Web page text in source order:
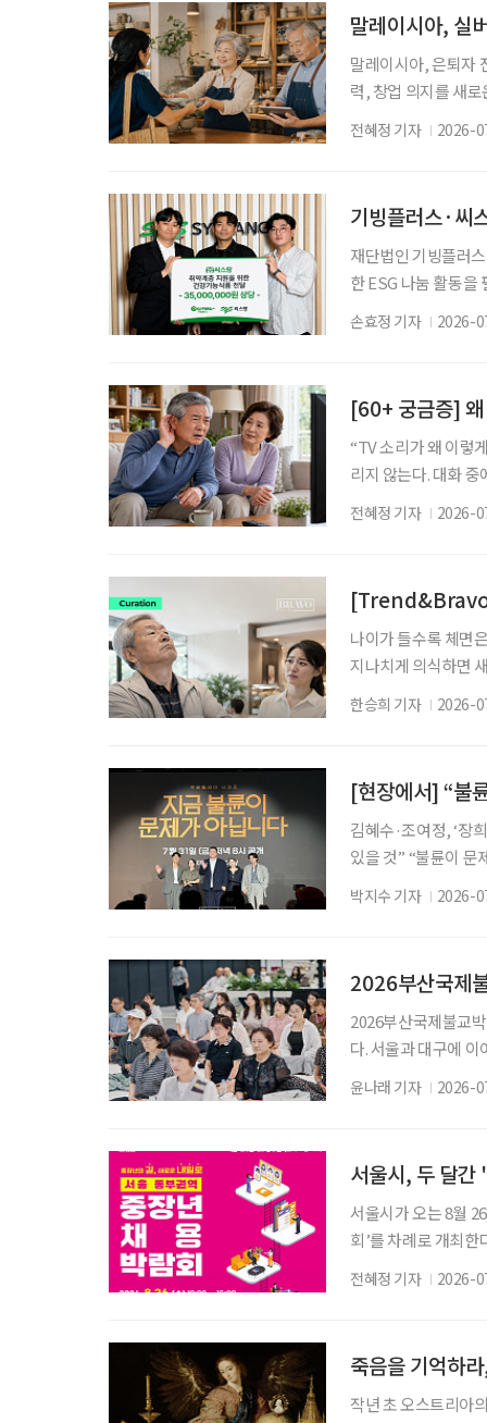
말레이시아, 실
말레이시아, 은퇴자
력, 창업 의지를 새
오르고 있는 가운
액금융 제도를 도
해야 한
전혜정 기자 2026-
기빙플러스·씨
재단법인 기빙플러
한 ESG 나눔 활동을
원 상당의 건강기능
기빙플러스 관계자
손효정 기자 2026-
[60+ 궁금증] 왜
“TV 소리가 왜 이렇
리지 않는다. 대화
얼거리는 것처럼 들
선명도’를 먼저 빼
전혜정 기자 2026-
[Trend&Bravo]
나이가 들수록 체면
지나치게 의식하면
을 솔직하게 전하는
고, 모르는 것을 아
한승희 기자 2026-
[현장에서] “불
김혜수·조여정, ‘장
있을 것” “불륜이 문
이 불륜설을 시작
피 아래 욕망과 결
박지수 기자 2026-
2026부산국제
2026부산국제불교
다. 서울과 대구에
사찰음식, 명상, 공
로 다른 방식으로
윤나래 기자 2026-
서울시, 두 달
서울시가 오는 8월
회’를 차례로 개최
남부캠퍼스 △9월
이 참여해 만
전혜정 기자 2026-
죽음을 기억하
작년 초 오스트리아